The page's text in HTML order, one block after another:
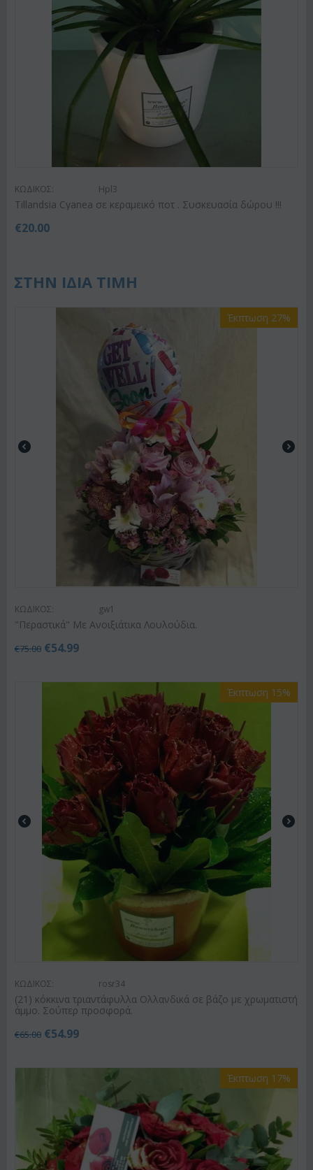
ΚΩΔΙΚΟΣ: Hpl3
Tillandsia Cyanea σε κεραμεικό ποτ . Συσκευασία δώρου !!!
€20.00
ΣΤΗΝ ΙΔΙΑ ΤΙΜΗ
Έκπτωση 27%
ΚΩΔΙΚΟΣ: gw1
"Περαστικά" Με Ανοιξιάτικα Λουλούδια.
€75.00 €54.99
Έκπτωση 15%
ΚΩΔΙΚΟΣ: rosr34
(21) κόκκινα τριαντάφυλλα Ολλανδικά σε βάζο με χρωματιστή
άμμο. Σούπερ προσφορά.
€65.00 €54.99
Έκπτωση 17%